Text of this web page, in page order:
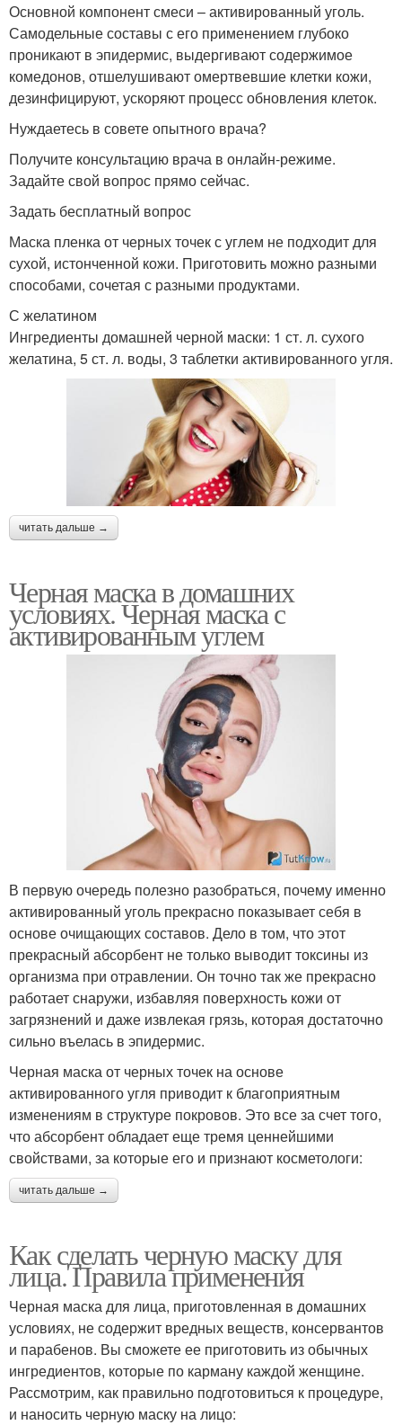
Основной компонент смеси – активированный уголь.
Самодельные составы с его применением глубоко
проникают в эпидермис, выдергивают содержимое
комедонов, отшелушивают омертвевшие клетки кожи,
дезинфицируют, ускоряют процесс обновления клеток.
Нуждаетесь в совете опытного врача?
Получите консультацию врача в онлайн-режиме.
Задайте свой вопрос прямо сейчас.
Задать бесплатный вопрос
Маска пленка от черных точек с углем не подходит для
сухой, истонченной кожи. Приготовить можно разными
способами, сочетая с разными продуктами.
С желатином
Ингредиенты домашней черной маски: 1 ст. л. сухого
желатина, 5 ст. л. воды, 3 таблетки активированного угля.
читать дальше →
Черная маска в домашних
условиях. Черная маска с
активированным углем
В первую очередь полезно разобраться, почему именно
активированный уголь прекрасно показывает себя в
основе очищающих составов. Дело в том, что этот
прекрасный абсорбент не только выводит токсины из
организма при отравлении. Он точно так же прекрасно
работает снаружи, избавляя поверхность кожи от
загрязнений и даже извлекая грязь, которая достаточно
сильно въелась в эпидермис.
Черная маска от черных точек на основе
активированного угля приводит к благоприятным
изменениям в структуре покровов. Это все за счет того,
что абсорбент обладает еще тремя ценнейшими
свойствами, за которые его и признают косметологи:
читать дальше →
Как сделать черную маску для
лица. Правила применения
Черная маска для лица, приготовленная в домашних
условиях, не содержит вредных веществ, консервантов
и парабенов. Вы сможете ее приготовить из обычных
ингредиентов, которые по карману каждой женщине.
Рассмотрим, как правильно подготовиться к процедуре,
и наносить черную маску на лицо: